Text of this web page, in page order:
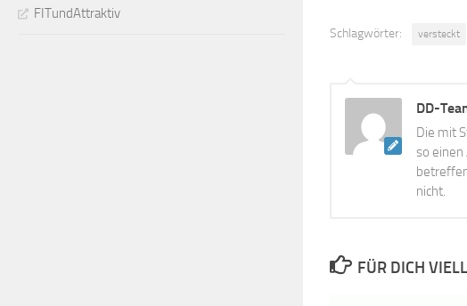
Schlagwörter: versteckt
DD-
Die mit
so einen
nicht.
FÜR DICH
FITundAttraktiv